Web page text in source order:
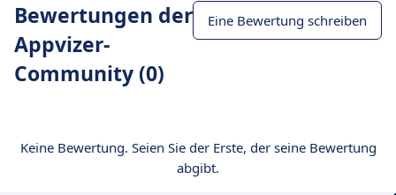
Bewertungen der
Appvizer-
Community (0)
Eine Bewertung schreiben
Keine Bewertung. Seien Sie der Erste, der seine Bewertung
abgibt.